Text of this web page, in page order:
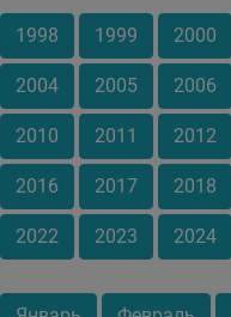
1998 1999 2000
2004 2005 2006
2010 2011 2012
2016 2017 2018
2022 2023 2024